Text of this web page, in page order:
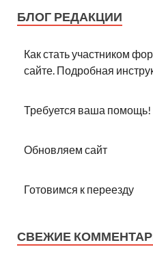
БЛОГ РЕДАКЦИИ
Как стать участником
сайте. Подробная
Требуется ваша помощь!
Обновляем сайт
Готовимся к переезду
СВЕЖИЕ